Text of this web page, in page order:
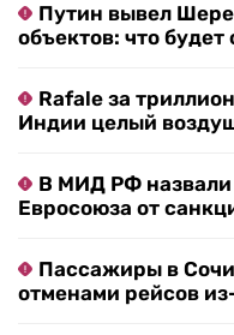
Путин вывел
объектов: что будет
Rafale за
Индии целый
В МИД РФ
Евросоюза от
Пассажиры в
отменами рейсов